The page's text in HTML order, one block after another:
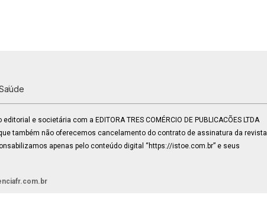
e societária com a EDITORA TRES COMÉRCIO DE PUBLICACÕES LTDA
também não oferecemos cancelamento do contrato de assinatura da revista
apenas pelo conteúdo digital “https://istoe.com.br” e seus